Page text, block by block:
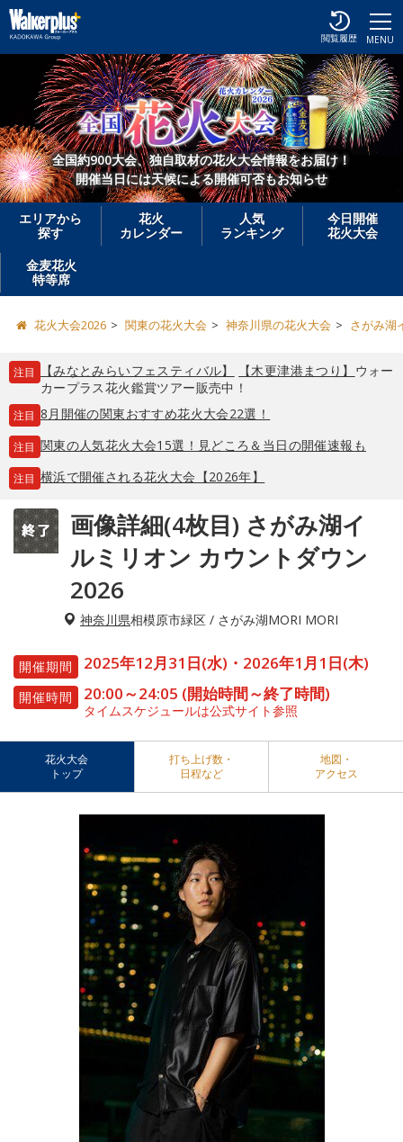
MENU
閲覧履歴
全国約900大会、独自取材の花火大会情報をお届け！
開催当日には天候による開催可否もお知らせ
エリアから
探す
花火
カレンダー
人気
ランキング
今日開催
花火大会
金麦花火
特等席
花火大会2026 関東の花火大会 神奈川県の花火大会 さがみ湖
注目 【みなとみらいフェスティバル】 【木更津港まつり】 ウォー
カープラス花火鑑賞ツアー販売中！
注目 8月開催の関東おすすめ花火大会22選！
注目 関東の人気花火大会15選！見どころ＆当日の開催速報も
注目 横浜で開催される花火大会【2026年】
画像詳細(4枚目) さがみ湖イ
ルミリオン カウントダウン
2026
神奈川県相模原市緑区 / さがみ湖MORI MORI
開催期間 2025年12月31日(水)・2026年1月1日(木)
開催時間 20:00～24:05 (開始時間～終了時間)
タイムスケジュールは公式サイト参照
花火大会
トップ
打ち上げ数・
日程など
地図・
アクセス